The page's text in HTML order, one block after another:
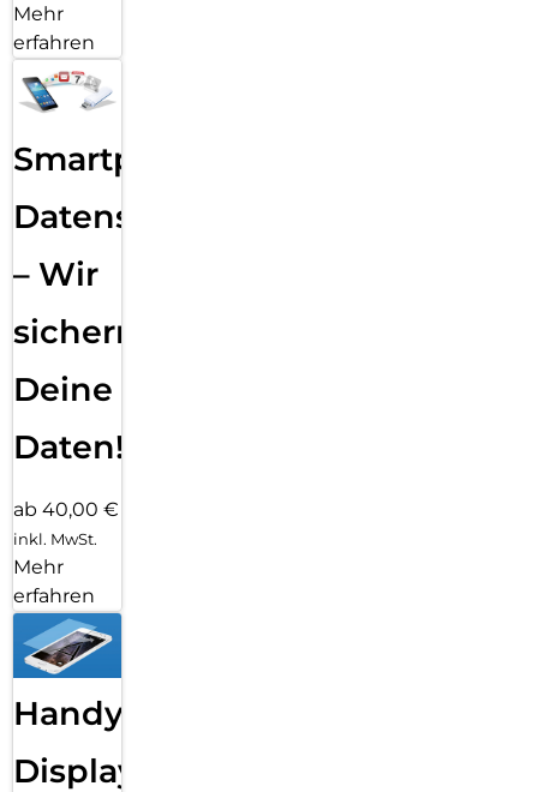
Mehr
erfahren
Smartphone
Datensicherung
– Wir
sichern
Deine
Daten!
ab 40,00 €
inkl. MwSt.
Mehr
erfahren
Handy
Displayfolie